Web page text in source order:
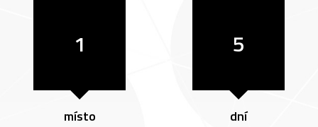
1
místo
5
dní